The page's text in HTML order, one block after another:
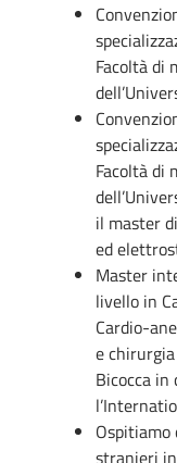
Facoltà di
Facoltà di
il master
ed
Master
livello in
Cardio-
e
Bicocca in
Ospitiamo
stranieri